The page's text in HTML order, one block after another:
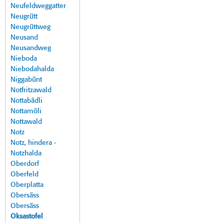
Neufeldweggatter
Neugrütt
Neugrüttweg
Neusand
Neusandweg
Nieboda
Niebodahalda
Niggabünt
Notfritzawald
Nottabädli
Nottamöli
Nottawald
Notz
Notz, hindera -
Notzhalda
Oberdorf
Oberfeld
Oberplatta
Obersäss
Obersäss
Oksastofel